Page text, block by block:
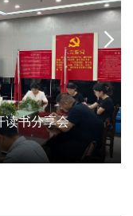
市机关事务管理服务中心召开树立和践行正确政绩观学习教育案例剖析思想交流会
市机关事务管理服务中心召开《安徽省机关运行保障条例》专题宣贯会
市机关事务管理服务中心召开党组理论学习中心组学习会议以正确政绩观引领机关事务工作高质量发展 ——市机关事务管理中心举办党课报告会
读书分享会 市机关事务管理服务中心召开树立和践行正确政绩观学习教育案例剖析思想交流会
市机关事务管理服务中心召开《安徽省机关运行保障条例》专题宣贯会